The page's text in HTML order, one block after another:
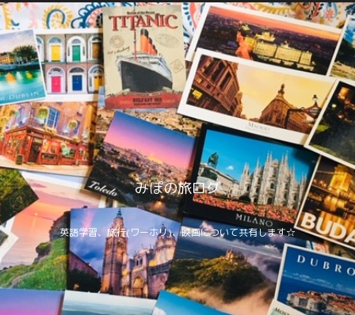
みぽの旅ログ
英語学習、旅行(ワーホリ)、映画について共有します☆